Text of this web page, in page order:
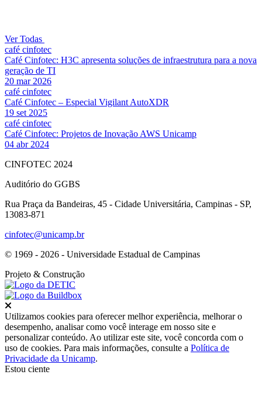
Ver Todas
café cinfotec
Café Cinfotec: H3C apresenta soluções de infraestrutura para a nova
geração de TI
20 mar 2026
café cinfotec
Café Cinfotec – Especial Vigilant AutoXDR
19 set 2025
café cinfotec
Café Cinfotec: Projetos de Inovação AWS Unicamp
04 abr 2024
CINFOTEC 2024
Auditório do GGBS
Rua Praça da Bandeiras, 45 - Cidade Universitária, Campinas - SP,
13083-871
cinfotec@unicamp.br
© 1969 - 2026 - Universidade Estadual de Campinas
Projeto & Construção
Utilizamos cookies para oferecer melhor experiência, melhorar o
desempenho, analisar como você interage em nosso site e
personalizar conteúdo. Ao utilizar este site, você concorda com o
uso de cookies. Para mais informações, consulte a Política de
Privacidade da Unicamp.
Estou ciente